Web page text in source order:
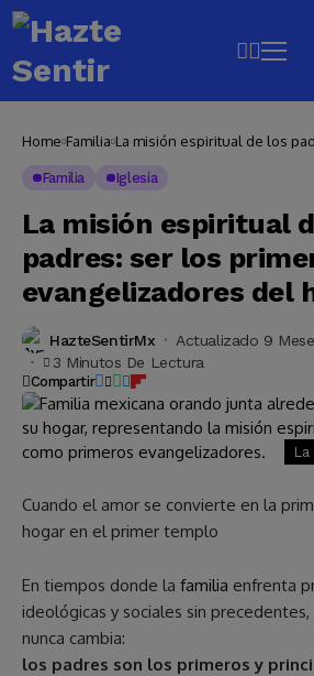
Home Familia La misión espiritual de los
Familia Iglesía
La misión espiritual
padres: ser los
evangelizadores del
HazteSentirMx
Actualizado 9
3 Minutos De Lectura
Compartir
Cuando el amor se convierte en la
hogar en el primer templo
En tiempos donde la familia enfrenta
ideológicas y sociales sin
nunca cambia:
los padres son los primeros y